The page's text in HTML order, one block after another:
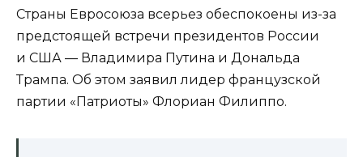
Страны Евросоюза всерьез обеспокоены из-за
предстоящей встречи президентов России
и США — Владимира Путина и Дональда
Трампа. Об этом заявил лидер французской
партии «Патриоты» Флориан Филиппо.